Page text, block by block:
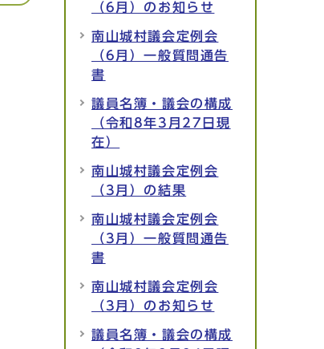
（6月）のお知らせ
南山城村議会定例会
（6月）一般質問通告
書
議員名簿・議会の構成
（令和8年3月27日現
在）
南山城村議会定例会
（3月）の結果
南山城村議会定例会
（3月）一般質問通告
書
南山城村議会定例会
（3月）のお知らせ
議員名簿・議会の構成